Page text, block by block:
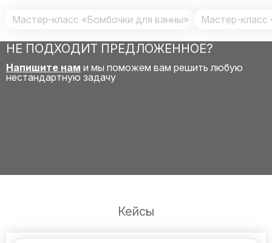
Мастер-класс «Бомбочки для ванны» Мастер-
НЕ ПОДХОДИТ ПРЕДЛОЖЕННОЕ?
Напишите нам и мы поможем вам решить любую
нестандартную задачу
Кейсы